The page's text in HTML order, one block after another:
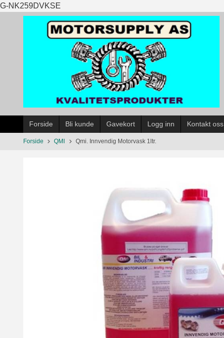
G-NK259DVKSE
til
innholdet
Forside Bli kunde Gavekort Logg inn Kontakt oss
Forside QMI Qmi. Innvendig Motorvask 1ltr.